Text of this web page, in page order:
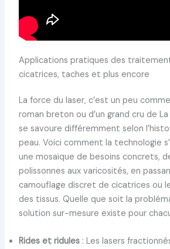
Applications pratiques des
cicatrices, taches et plus encore
La force du laser, c’est un peu
roman breton ou d’un grand cru de
se savoure différemment selon
peau. Voici comment la technologie
une mosaïque de besoins concrets,
polissonnes aux varicosités, en
camouflage discret de cicatrices ou
des tissus. Quelle que soit la
solution sur-mesure existe pour
Rides et ridules: Les lasers